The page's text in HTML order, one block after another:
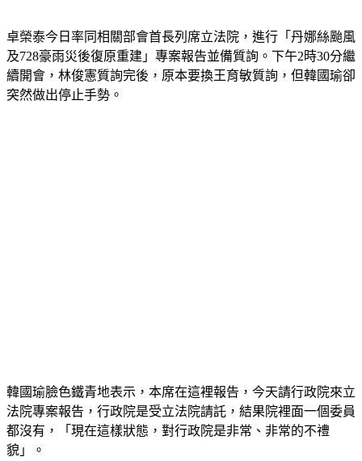
卓榮泰今日率同相關部會首長列席立法院，進行「丹娜絲颱風
及728豪雨災後復原重建」專案報告並備質詢。下午2時30分繼
續開會，林俊憲質詢完後，原本要換王育敏質詢，但韓國瑜卻
突然做出停止手勢。
韓國瑜臉色鐵青地表示，本席在這裡報告，今天請行政院來立
法院專案報告，行政院是受立法院請託，結果院裡面一個委員
都沒有，「現在這樣狀態，對行政院是非常、非常的不禮
貌」。